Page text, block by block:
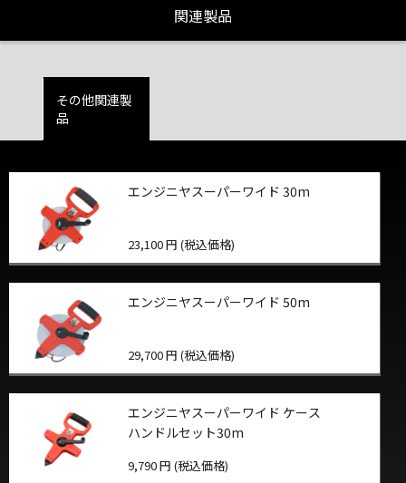
関連製品
その他関連製
品
エンジニヤスーパーワイド 30m
23,100 円 (税込価格)
エンジニヤスーパーワイド 50m
29,700 円 (税込価格)
エンジニヤスーパーワイド ケース
ハンドルセット30m
9,790 円 (税込価格)